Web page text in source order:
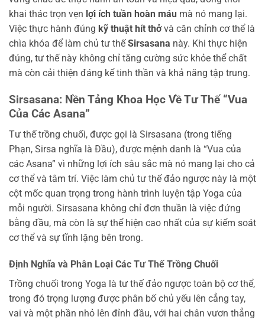
khai thác trọn vẹn lợi ích tuần hoàn máu mà nó mang lại.
Việc thực hành đúng kỹ thuật hít thởvà căn chỉnh cơ thể là
chìa khóa để làm chủ tư thếSirsasana này. Khi thực hiện
đúng, tư thế này không chỉ tăng cường sức khỏe thể chất
mà còn cải thiện đáng kể tinh thần và khả năng tập trung.
Sirsasana: Nền Tảng Khoa Học Về Tư Thế “Vua
Của Các Asana”
Tư thế trồng chuối, được gọi là Sirsasana (trong tiếng
Phạn, Sirsa nghĩa là Đầu), được mệnh danh là “Vua của
các Asana” vì những lợi ích sâu sắc mà nó mang lại cho cả
cơ thể và tâm trí. Việc làm chủ tư thế đảo ngược này là một
cột mốc quan trọng trong hành trình luyện tập Yoga của
mỗi người. Sirsasana không chỉ đơn thuần là việc đứng
bằng đầu, mà còn là sự thể hiện cao nhất của sự kiểm soát
cơ thể và sự tĩnh lặng bên trong.
Định Nghĩa và Phân Loại Các Tư Thế Trồng Chuối
Trồng chuối trong Yoga là tư thế đảo ngược toàn bộ cơ thể,
trong đó trọng lượng được phân bố chủ yếu lên cẳng tay,
vai và một phần nhỏ lên đỉnh đầu, với hai chân vươn thẳng